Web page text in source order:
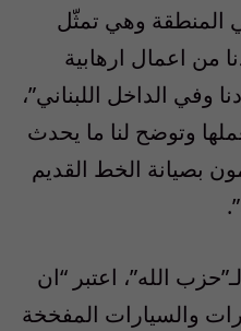
المنطقة وهي تمثّل
من اعمال ارهابية
وفي الداخل اللبناني”،
وتوضح لنا ما يحدث
بصيانة الخط القديم
الله”، اعتبر “ان
والسيارات المفخخة